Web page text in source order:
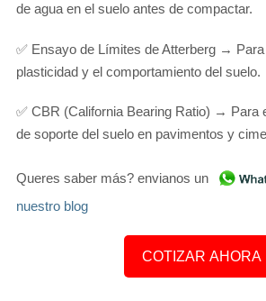
de agua en el suelo antes de compactar.
✅ Ensayo de Límites de Atterberg →
plasticidad y el comportamiento del suelo.
✅ CBR (California Bearing Ratio) → Para
de soporte del suelo en pavimentos y
Queres saber más? envianos un
nuestro blog
COTIZAR AHORA